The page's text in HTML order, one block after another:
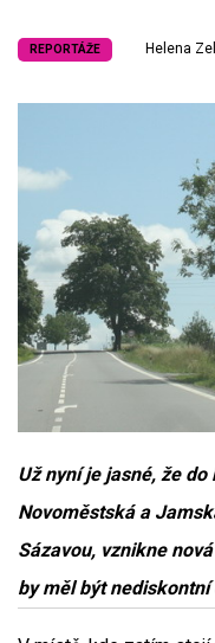
REPORTÁŽE Helena
Už nyní je jasné, že
Novoměstská a
Sázavou, vznikne
by měl být